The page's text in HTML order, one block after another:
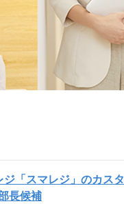
「スマレジ」のカス
長候補